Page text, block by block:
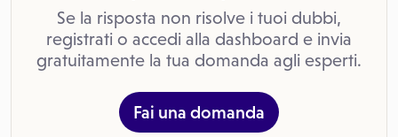
Se la risposta non risolve i tuoi dubbi,
registrati o accedi alla dashboard e invia
gratuitamente la tua domanda agli esperti.
Fai una domanda